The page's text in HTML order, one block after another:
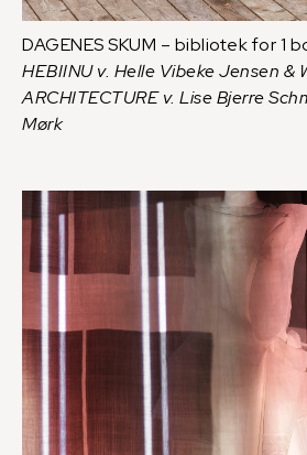
DAGENES SKUM – bibliotek for 1
HEBIINU v. Helle Vibeke Jensen &
ARCHITECTURE v. Lise Bjerre
Mørk